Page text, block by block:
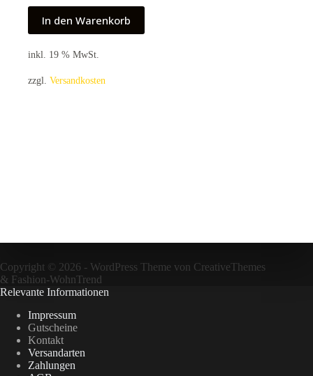
In den Warenkorb
inkl. 19 % MwSt.
zzgl. Versandkosten
Copyright © 2026 - WordPress Theme von CreativeThemes
& Fashion-WohnTrend
Relevante Informationen
Impressum
Gutscheine
Kontakt
Versandarten
Zahlungen